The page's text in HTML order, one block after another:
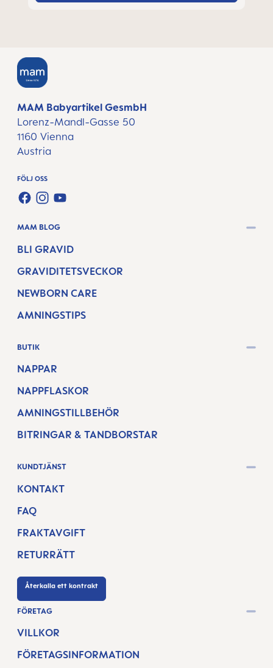
MAM Babyartikel GesmbH
Lorenz-Mandl-Gasse 50
1160 Vienna
Austria
FÖLJ OSS
FACEBOOK
INSTAGRAM
YOUTUBE
MAM BLOG
BLI GRAVID
GRAVIDITETSVECKOR
NEWBORN CARE
AMNINGSTIPS
BUTIK
NAPPAR
NAPPFLASKOR
AMNINGSTILLBEHÖR
BITRINGAR & TANDBORSTAR
KUNDTJÄNST
KONTAKT
FAQ
FRAKTAVGIFT
RETURRÄTT
Återkalla ett kontrakt
FÖRETAG
VILLKOR
FÖRETAGSINFORMATION